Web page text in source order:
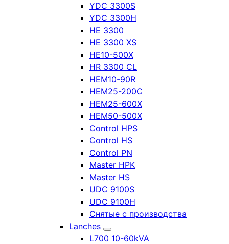
YDC 3300S
YDC 3300H
HE 3300
HE 3300 XS
HE10-500X
HR 3300 CL
HEM10-90R
HEM25-200C
HEM25-600X
HEM50-500X
Control HPS
Control HS
Control PN
Master HPK
Master HS
UDC 9100S
UDC 9100H
Снятые с производства
Lanches
L700 10-60kVA